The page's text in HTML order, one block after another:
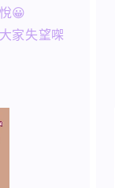
😀
家失望㗎